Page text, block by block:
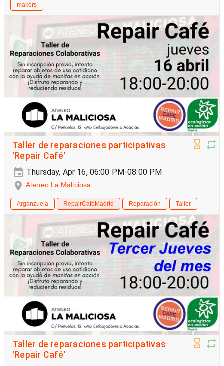
makers
Taller de reparaciones participativas
'Repair Café'
Thursday, Apr 16, 06:00 PM-08:00 PM
Ateneo La Maliciosa
Arganzuela RepairCaféMadrid Reparación Taller
Taller de reparaciones participativas
'Repair Café'